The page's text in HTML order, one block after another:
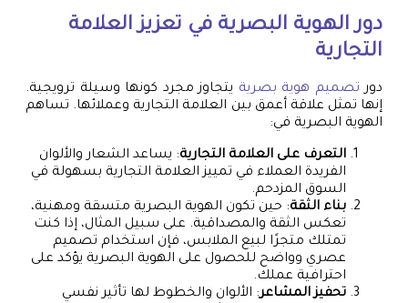
دور الهوية البصرية في تعزيز العلامة
التجارية
دور تصميم هوية بصرية يتجاوز مجرد كونها وسيلة ترويجية.
إنها تمثل علاقة أعمق بين العلامة التجارية وعملائها. تساهم
الهوية البصرية في:
التعرف على العلامة التجارية: يساعد الشعار والألوان
الفريدة العملاء في تمييز العلامة التجارية بسهولة في
السوق المزدحم.
بناء الثقة: حين تكون الهوية البصرية متسقة ومهنية،
تعكس الثقة والمصداقية. على سبيل المثال، إذا كنت
تمتلك متجرًا لبيع الملابس، فإن استخدام تصميم
عصري وواضح للحصول على الهوية البصرية يؤكد على
احترافية عملك.
تحفيز المشاعر: الألوان والخطوط لها تأثير نفسي